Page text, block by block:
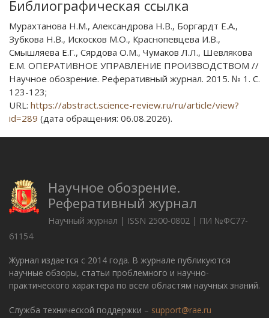
Библиографическая ссылка
Мурахтанова Н.М., Александрова Н.В., Боргардт Е.А.,
Зубкова Н.В., Искосков М.О., Краснопевцева И.В.,
Смышляева Е.Г., Сярдова О.М., Чумаков Л.Л., Шевлякова
Е.М. ОПЕРАТИВНОЕ УПРАВЛЕНИЕ ПРОИЗВОДСТВОМ //
Научное обозрение. Реферативный журнал. 2015. № 1. С.
123-123;
URL: https://abstract.science-review.ru/ru/article/view?
id=289 (дата обращения: 06.08.2026).
Научное обозрение.
Реферативный журнал
Научный журнал | ISSN 2500-0802 | ПИ №ФС77-
61154
Журнал издается с 2014 года. В журнале публикуются
научные обзоры, статьи проблемного и научно-
практического характера по всем областям научных знаний.
Служба технической поддержки – support@rae.ru